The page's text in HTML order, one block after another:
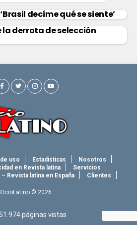
decíme qué se siente’
derrota de selección
uso Estadísticas
Nosotros
en Revista latina
Servicios
Revista latina en España
Clientes
OcioLatino © 2026
páginas vistas